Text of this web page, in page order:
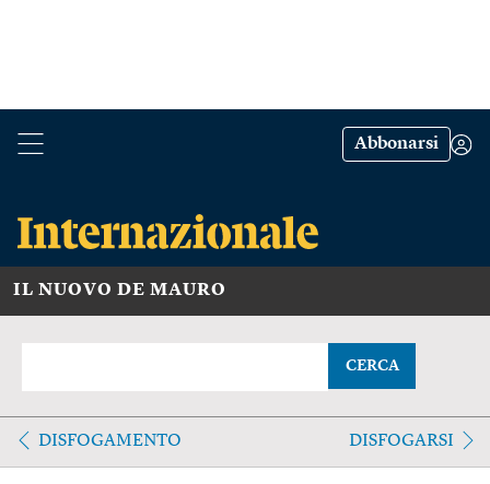
Abbonarsi
IL NUOVO DE MAURO
CERCA
DISFOGAMENTO DISFOGARSI